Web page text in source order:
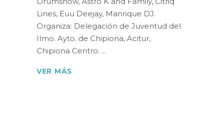
Lines, Euu Deejay, Manrique DJ.
Organiza: Delegación de Juventud del
Ilmo. Ayto. de Chipiona, Acitur,
Chipiona Centro.
VER MÁS